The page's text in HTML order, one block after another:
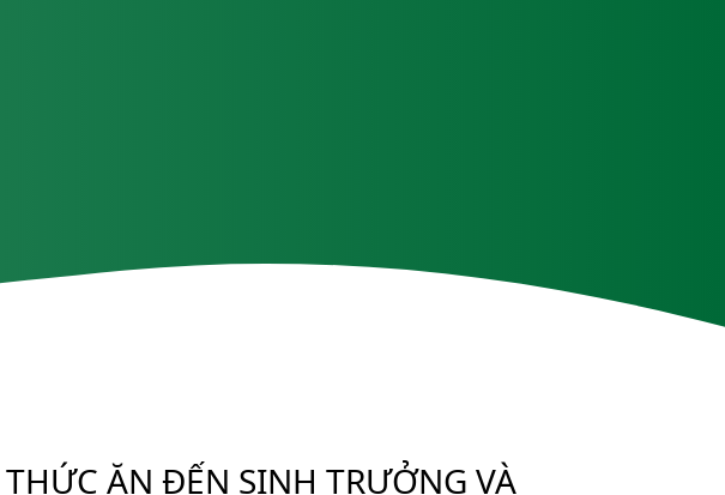
ĂN ĐẾN SINH TRƯỞNG VÀ